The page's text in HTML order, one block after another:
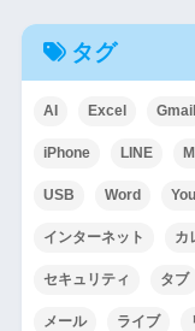
タグ
AI Excel Gmail
iPhone LINE
USB Word
インターネット カ
セキュリティ タブ
メール ライブ